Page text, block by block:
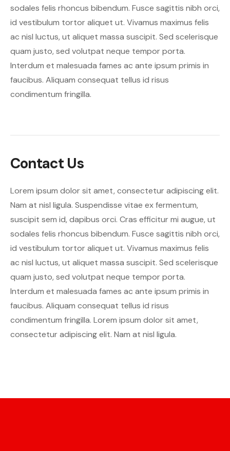
sodales felis rhoncus bibendum. Fusce sagittis nibh orci,
id vestibulum tortor aliquet ut. Vivamus maximus felis
ac nisl luctus, ut aliquet massa suscipit. Sed scelerisque
quam justo, sed volutpat neque tempor porta.
Interdum et malesuada fames ac ante ipsum primis in
faucibus. Aliquam consequat tellus id risus
condimentum fringilla.
Contact Us
Lorem ipsum dolor sit amet, consectetur adipiscing elit.
Nam at nisl ligula. Suspendisse vitae ex fermentum,
suscipit sem id, dapibus orci. Cras efficitur mi augue, ut
sodales felis rhoncus bibendum. Fusce sagittis nibh orci,
id vestibulum tortor aliquet ut. Vivamus maximus felis
ac nisl luctus, ut aliquet massa suscipit. Sed scelerisque
quam justo, sed volutpat neque tempor porta.
Interdum et malesuada fames ac ante ipsum primis in
faucibus. Aliquam consequat tellus id risus
condimentum fringilla. Lorem ipsum dolor sit amet,
consectetur adipiscing elit. Nam at nisl ligula.